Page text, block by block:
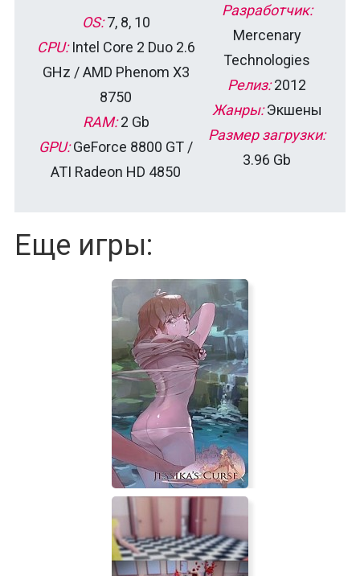
OS:7, 8, 10
CPU:Intel Core 2 Duo 2.6
GHz / AMD Phenom X3
8750
RAM:2 Gb
GPU:GeForce 8800 GT /
ATI Radeon HD 4850
Разработчик:
Mercenary
Technologies
Релиз:2012
Жанры:Экшены
Размер загрузки:
3.96 Gb
Еще игры: